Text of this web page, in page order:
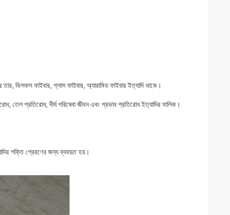
ভিসকস ফাইবার, গ্লাস ফাইবার, অ্যারামিড ফাইবার ইত্যাদি থাকে।
তেল প্রতিরোধ, দীর্ঘ পরিষেবা জীবন এবং প্রভাব প্রতিরোধ ইত্যাদির মালিক।
শক্তি প্রেরণের জন্য ব্যবহৃত হয়।